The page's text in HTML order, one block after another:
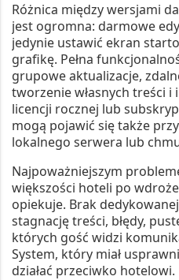
Różnica między wersjami
jest ogromna: darmowe
jedynie ustawić ekran
grafikę. Pełna
grupowe aktualizacje,
tworzenie własnych treści i
licencji rocznej lub
mogą pojawić się także
lokalnego serwera lub
Najpoważniejszym
większości hoteli po
opiekuje. Brak
stagnację treści, błędy,
których gość widzi
System, który miał
działać przeciwko hotelowi.